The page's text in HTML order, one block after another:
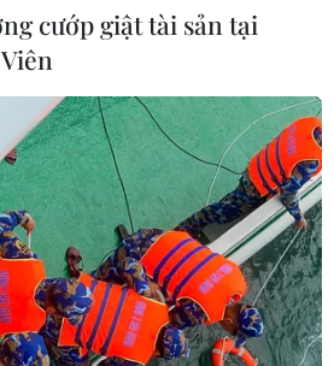
cướp giật tài sản tại